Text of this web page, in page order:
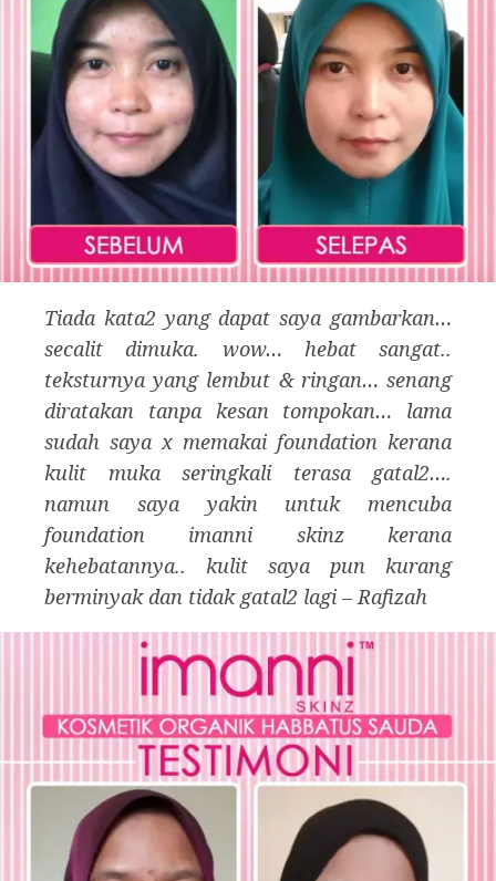
Tiada kata2 yang dapat saya gambarkan…
secalit dimuka. wow… hebat sangat..
teksturnya yang lembut & ringan… senang
diratakan tanpa kesan tompokan… lama
sudah saya x memakai foundation kerana
kulit muka seringkali terasa gatal2….
namun saya yakin untuk mencuba
foundation imanni skinz kerana
kehebatannya.. kulit saya pun kurang
berminyak dan tidak gatal2 lagi – Rafizah